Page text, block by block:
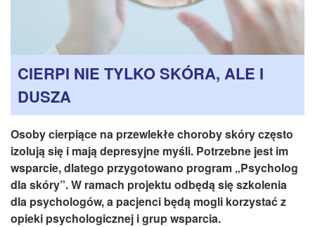
INSTYTUT TYFLOLOGICZNY
CIERPI NIE TYLKO SKÓRA, ALE I
DUSZA
Osoby cierpiące na przewlekłe choroby skóry często
izolują się i mają depresyjne myśli. Potrzebne jest im
wsparcie, dlatego przygotowano program „Psycholog
dla skóry”. W ramach projektu odbędą się szkolenia
dla psychologów, a pacjenci będą mogli korzystać z
opieki psychologicznej i grup wsparcia.